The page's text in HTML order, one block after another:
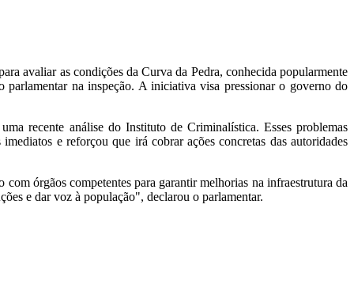
avaliar as condições da Curva da Pedra, conhecida popularmente
na inspeção. A iniciativa visa pressionar o governo do
recente análise do Instituto de Criminalística. Esses problemas
e reforçou que irá cobrar ações concretas das autoridades
órgãos competentes para garantir melhorias na infraestrutura da
e dar voz à população", declarou o parlamentar.